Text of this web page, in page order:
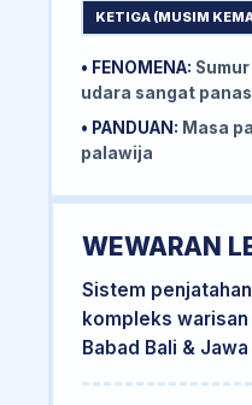
KETIGA (MUSIM
• FENOMENA:
udara sangat panas
• PANDUAN: Masa
palawija
WEWARAN
Sistem
kompleks
Babad Bali &